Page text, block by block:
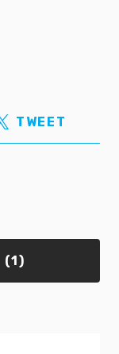
TWEET
(1)